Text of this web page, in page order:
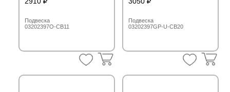
Подвеска
03202397GP-U-CB20
Подвеска
03202397O-CB11